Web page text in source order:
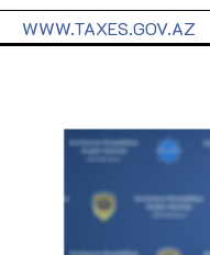
WWW.TAXES.GOV.AZ